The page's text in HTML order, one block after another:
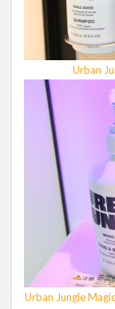
Urban
Urban Jungle